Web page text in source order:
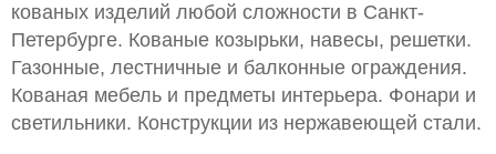
кованых изделий любой сложности в Санкт-
Петербурге. Кованые козырьки, навесы, решетки.
Газонные, лестничные и балконные ограждения.
Кованая мебель и предметы интерьера. Фонари и
светильники. Конструкции из нержавеющей стали.